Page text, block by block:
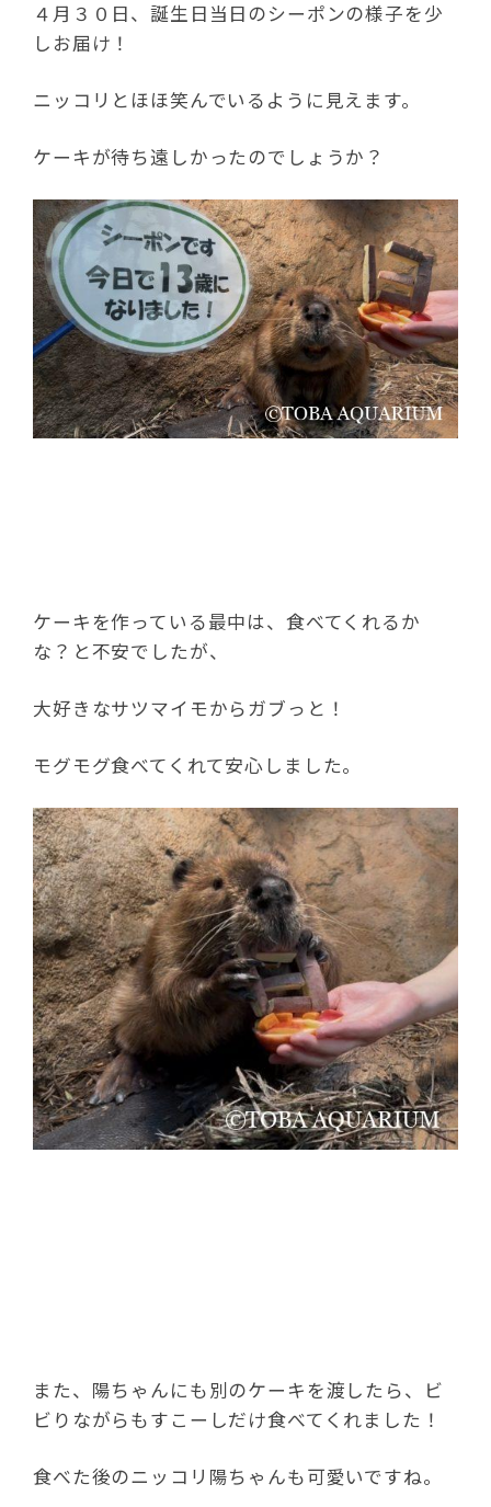
４月３０日、誕生日当日のシーポンの様子を少
しお届け！
ニッコリとほほ笑んでいるように見えます。
ケーキが待ち遠しかったのでしょうか？
ケーキを作っている最中は、食べてくれるか
な？と不安でしたが、
大好きなサツマイモからガブっと！
モグモグ食べてくれて安心しました。
また、陽ちゃんにも別のケーキを渡したら、ビ
ビりながらもすこーしだけ食べてくれました！
食べた後のニッコリ陽ちゃんも可愛いですね。